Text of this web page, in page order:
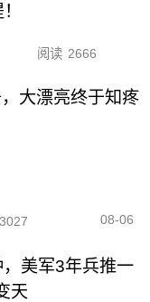
阅读 2666
大漂亮终于知疼
08-06
美军3年兵推一
天